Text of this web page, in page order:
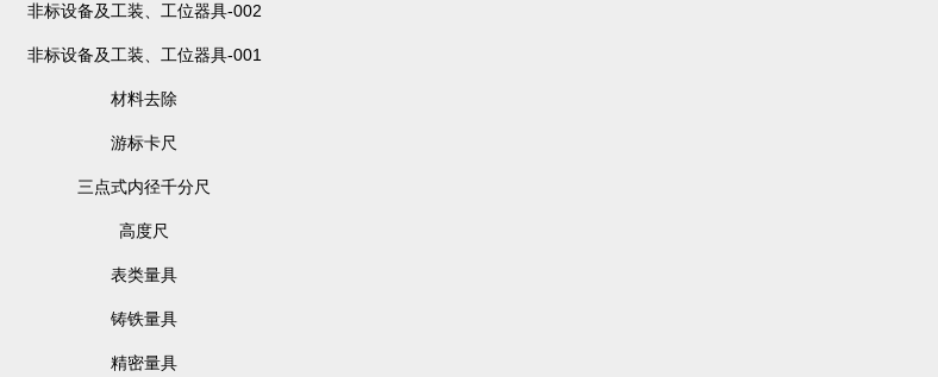
非标设备及工装、工位器具-002
非标设备及工装、工位器具-001
材料去除
游标卡尺
三点式内径千分尺
高度尺
表类量具
铸铁量具
精密量具